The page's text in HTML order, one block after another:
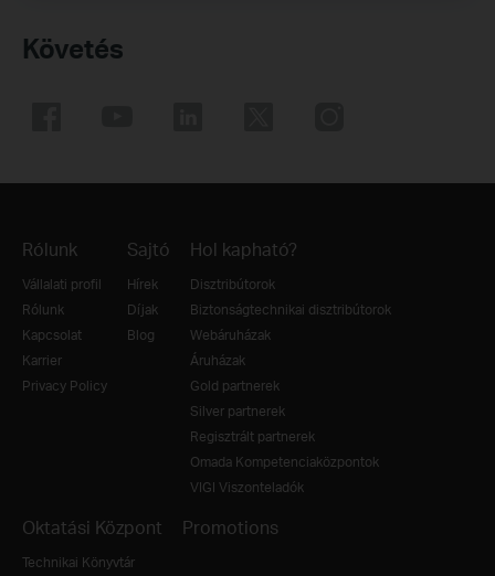
Követés
Rólunk
Vállalati profil
Rólunk
Kapcsolat
Karrier
Privacy Policy
Sajtó
Hírek
Díjak
Blog
Hol kapható?
Disztribútorok
Biztonságtechnikai disztribútorok
Webáruházak
Áruházak
Gold partnerek
Silver partnerek
Regisztrált partnerek
Omada Kompetenciaközpontok
VIGI Viszonteladók
Oktatási Központ
Technikai Könyvtár
Promotions